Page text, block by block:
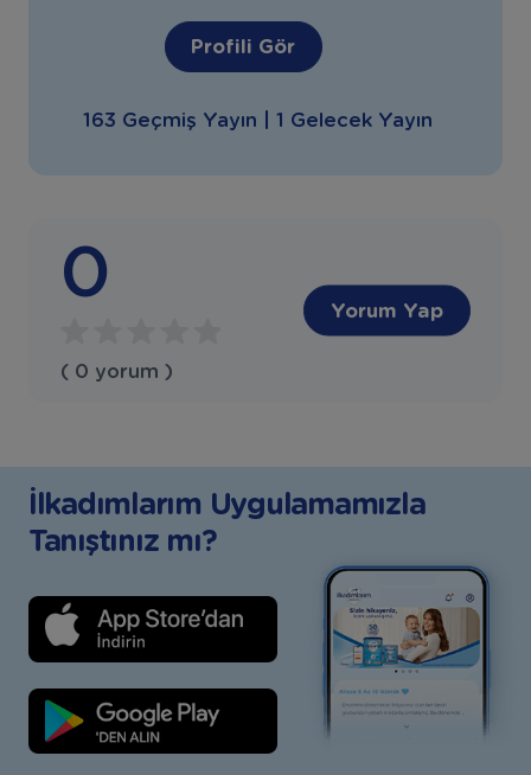
Profili Gör
163 Geçmiş Yayın | 1 Gelecek Yayın
0
( 0 yorum )
Yorum Yap
İlkadımlarım Uygulamamızla
Tanıştınız mı?